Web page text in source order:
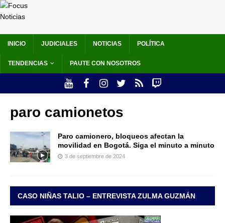
INICIO JUDICIALES NOTICIAS POLÍTICA
TENDENCIAS PAUTE CON NOSOTROS
paro camionetos
Paro camionero, bloqueos afectan la
movilidad en Bogotá. Siga el minuto a minuto
3 de septiembre de 2024
CASO NIÑAS TALIO – ENTREVISTA ZULMA GUZMÁN